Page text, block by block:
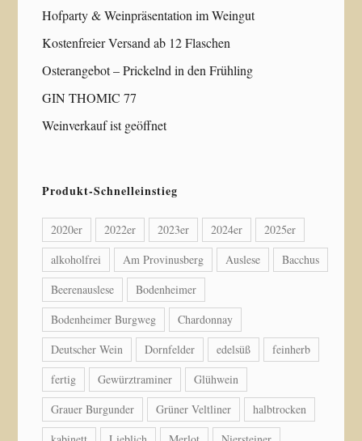
Hofparty & Weinpräsentation im Weingut
Kostenfreier Versand ab 12 Flaschen
Osterangebot – Prickelnd in den Frühling
GIN THOMIC 77
Weinverkauf ist geöffnet
Produkt-Schnelleinstieg
2020er 2022er 2023er 2024er
2025er
alkoholfrei
Am Provinusberg Auslese
Bacchus
Beerenauslese
Bodenheimer
Bodenheimer Burgweg
Chardonnay
Deutscher Wein
Dornfelder edelsüß
feinherb
fertig
Gewürztraminer
Glühwein
Grauer Burgunder
Grüner Veltliner
halbtrocken